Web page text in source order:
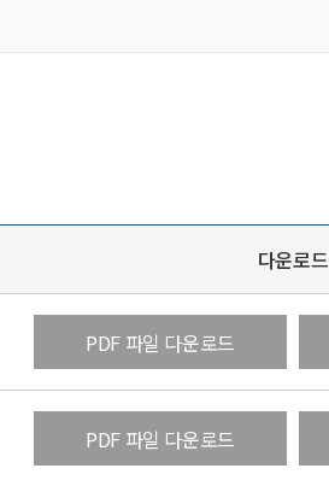
다운로드
PDF 파일 다운로드
PDF 파일 다운로드